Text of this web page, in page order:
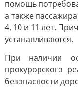
помощь
а также
4, 10 и 11 лет.
устанавливаются.
При наличии
прокурорского
безопасности